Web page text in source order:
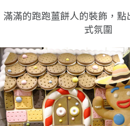
滿滿的跑跑薑餅人的裝飾，點
式氛圍